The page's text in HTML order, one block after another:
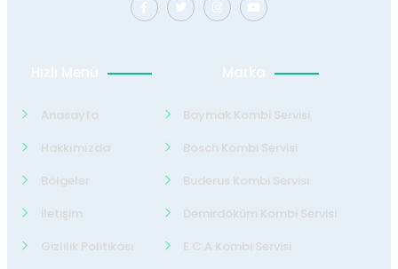
Hızlı Menü
Anasayfa
Hakkımızda
Bölgeler
İletişim
Gizlilik Politikası
Marka
Baymak Kombi Servisi
Bosch Kombi Servisi
Buderus Kombi Servisi
Demirdöküm Kombi Servisi
E.C.A Kombi Servisi